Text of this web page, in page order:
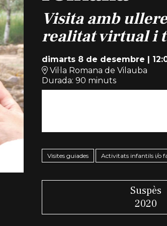
Visita amb
realitat virtual i
dimarts 8 de desembre
Vil·la Romana de Vilauba
Durada: 90 minuts
Visites guiades Activitats infantils i/o
Suspès
2020